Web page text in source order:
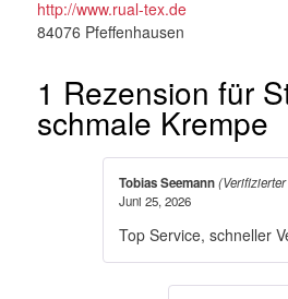
http://www.rual-tex.de
84076 Pfeffenhausen
1 Rezension für
schmale Krempe
Tobias Seemann
Juni 25, 2026
Top Service, schneller